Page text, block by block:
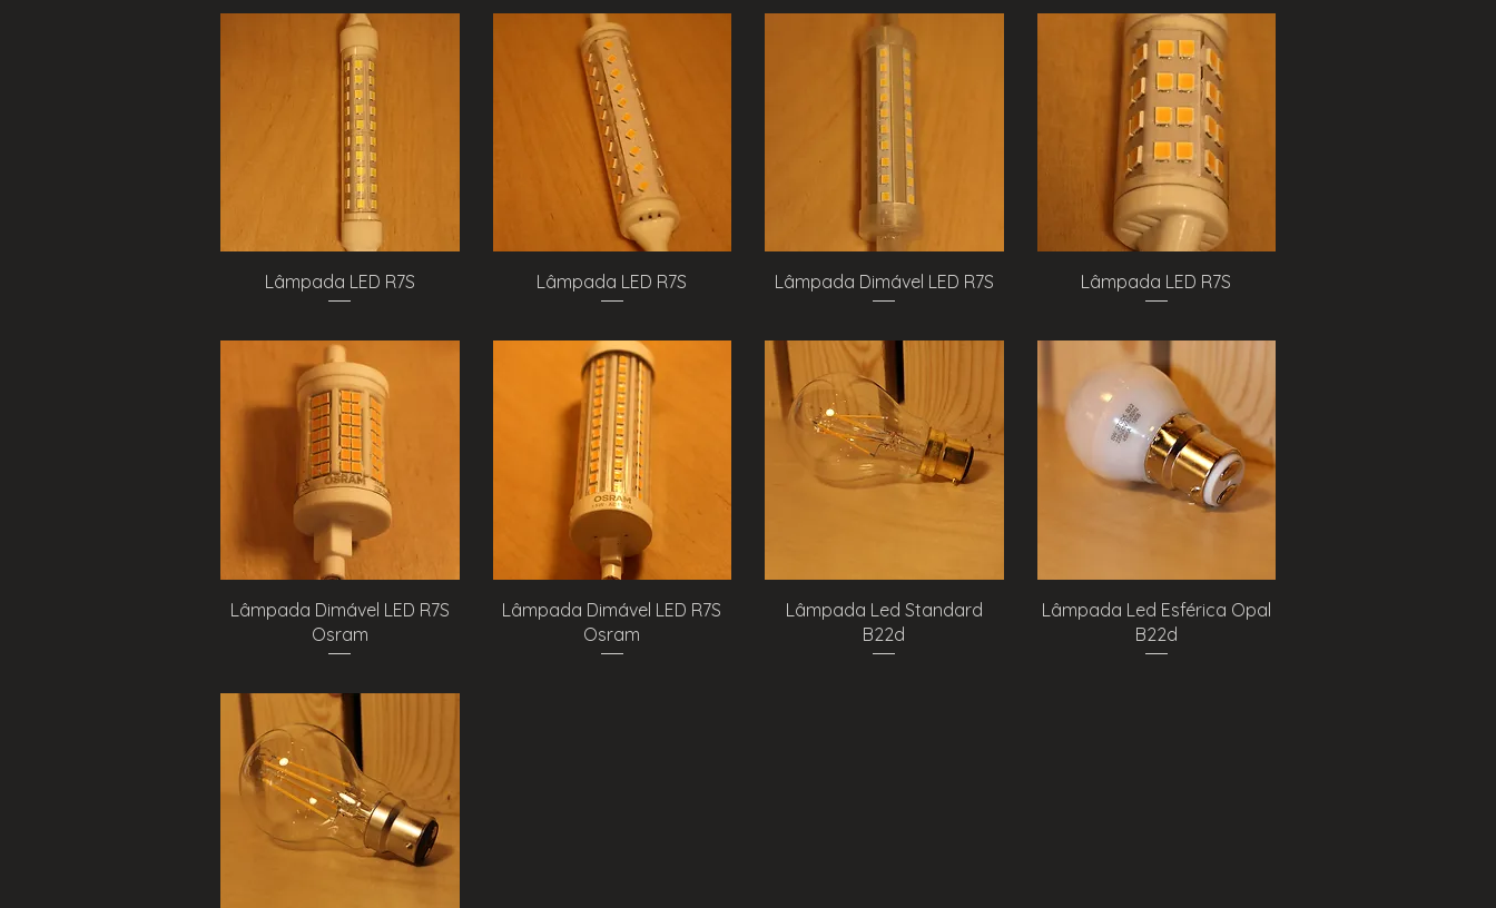
Visualização rápida
Lâmpada LED R7S Visualização rápida
Lâmpada LED R7S Visualização rápida
Lâmpada Dimável LED R7S Visualização rápida
Lâmpada LED R7S
Visualização rápida
Lâmpada Dimável LED R7S
Osram
Visualização rápida
Lâmpada Dimável LED R7S
Osram
Visualização rápida
Lâmpada Led Standard
B22d
Visualização rápida
Lâmpada Led Esférica Opal
B22d